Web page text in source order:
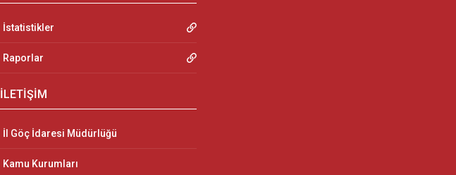
İstatistikler
Raporlar
İLETİŞİM
İl Göç İdaresi Müdürlüğü
Kamu Kurumları